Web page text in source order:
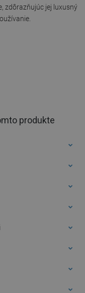
zdôrazňujúc jej luxusný
produkte